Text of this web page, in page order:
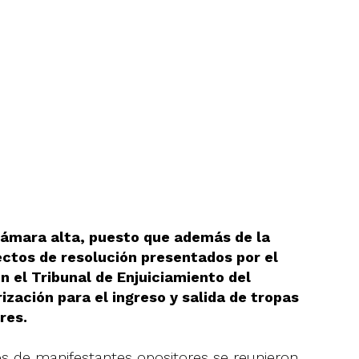
alta, puesto que además de la
de resolución presentados por el
el Tribunal de Enjuiciamiento del
para el ingreso y salida de tropas